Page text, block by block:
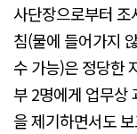
사단장으로부터
침(물에 들어가지
수 가능)은 정당한
부 2명에게 업무상
을 제기하면서도